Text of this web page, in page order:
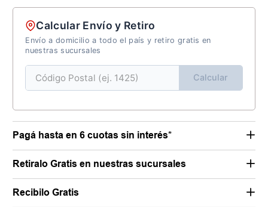
Calcular Envío y Retiro
Envío a domicilio a todo el país y retiro gratis en
nuestras sucursales
Calcular
Pagá hasta en 6 cuotas sin interés*
Retiralo Gratis en nuestras sucursales
Recibilo Gratis